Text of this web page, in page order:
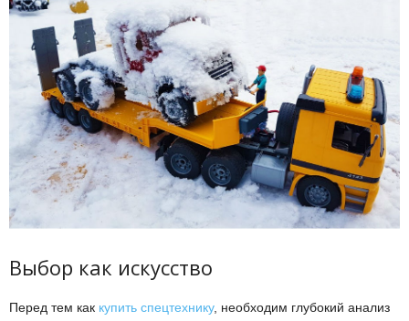
Выбор как искусство
Перед тем как купить спецтехнику, необходим глубокий анализ